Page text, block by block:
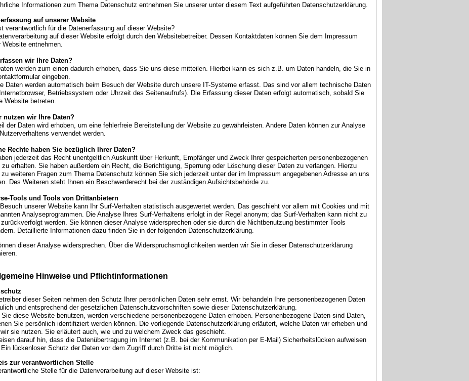
Informationen zum Thema Datenschutz entnehmen Sie unserer unter diesem Text aufgeführten Datenschutzerklärung.
auf unserer Website
verantwortlich für die Datenerfassung auf dieser Website?
auf dieser Website erfolgt durch den Websitebetreiber. Dessen Kontaktdaten können Sie dem Impressum
Website entnehmen.
wir Ihre Daten?
werden zum einen dadurch erhoben, dass Sie uns diese mitteilen. Hierbei kann es sich z.B. um Daten handeln, die Sie in
eingeben.
Daten werden automatisch beim Besuch der Website durch unsere IT-Systeme erfasst. Das sind vor allem technische Daten
Betriebssystem oder Uhrzeit des Seitenaufrufs). Die Erfassung dieser Daten erfolgt automatisch, sobald Sie
Website betreten.
nutzen wir Ihre Daten?
der Daten wird erhoben, um eine fehlerfreie Bereitstellung der Website zu gewährleisten. Andere Daten können zur Analyse
verwendet werden.
Rechte haben Sie bezüglich Ihrer Daten?
jederzeit das Recht unentgeltlich Auskunft über Herkunft, Empfänger und Zweck Ihrer gespeicherten personenbezogenen
zu erhalten. Sie haben außerdem ein Recht, die Berichtigung, Sperrung oder Löschung dieser Daten zu verlangen. Hierzu
weiteren Fragen zum Thema Datenschutz können Sie sich jederzeit unter der im Impressum angegebenen Adresse an uns
Des Weiteren steht Ihnen ein Beschwerderecht bei der zuständigen Aufsichtsbehörde zu.
Tools und Tools von Drittanbietern
unserer Website kann Ihr Surf-Verhalten statistisch ausgewertet werden. Das geschieht vor allem mit Cookies und mit
Analyseprogrammen. Die Analyse Ihres Surf-Verhaltens erfolgt in der Regel anonym; das Surf-Verhalten kann nicht zu
zurückverfolgt werden. Sie können dieser Analyse widersprechen oder sie durch die Nichtbenutzung bestimmter Tools
Detaillierte Informationen dazu finden Sie in der folgenden Datenschutzerklärung.
dieser Analyse widersprechen. Über die Widerspruchsmöglichkeiten werden wir Sie in dieser Datenschutzerklärung
Hinweise und Pflichtinformationen
dieser Seiten nehmen den Schutz Ihrer persönlichen Daten sehr ernst. Wir behandeln Ihre personenbezogenen Daten
und entsprechend der gesetzlichen Datenschutzvorschriften sowie dieser Datenschutzerklärung.
Sie diese Website benutzen, werden verschiedene personenbezogene Daten erhoben. Personenbezogene Daten sind Daten,
Sie persönlich identifiziert werden können. Die vorliegende Datenschutzerklärung erläutert, welche Daten wir erheben und
sie nutzen. Sie erläutert auch, wie und zu welchem Zweck das geschieht.
darauf hin, dass die Datenübertragung im Internet (z.B. bei der Kommunikation per E-Mail) Sicherheitslücken aufweisen
lückenloser Schutz der Daten vor dem Zugriff durch Dritte ist nicht möglich.
zur verantwortlichen Stelle
Stelle für die Datenverarbeitung auf dieser Website ist: